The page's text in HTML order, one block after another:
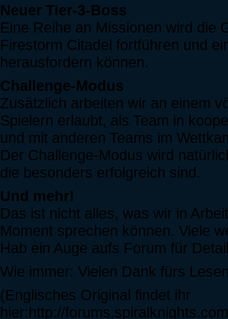
Neuer Tier-3-Boss
Eine Reihe an Missionen wird die
Firestorm Citadel fortführen und
herausfordern können.
Challenge-Modus
Zusätzlich arbeiten wir an einem
Spielern erlaubt, als Team in
und mit anderen Teams im
Der Challenge-Modus wird
die besonders erfolgreich sind.
Und mehr!
Das ist nicht alles, was wir in
Moment sprechen können. Viele
Hab ein Auge aufs Forum für
Wie immer: Vielen Dank fürs
(Englisches Original findet ihr
hier:http://